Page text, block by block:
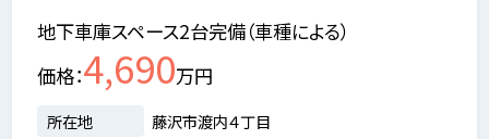
地下車庫スペース2台完備（車種による）
価格 4,690万円
所在地
藤沢市渡内４丁目